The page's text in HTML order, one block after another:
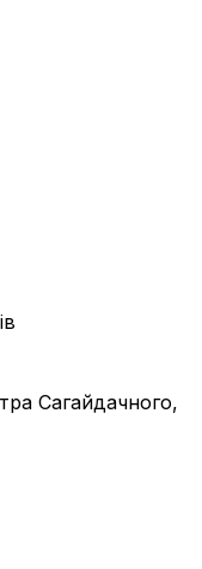
Сагайдачного,